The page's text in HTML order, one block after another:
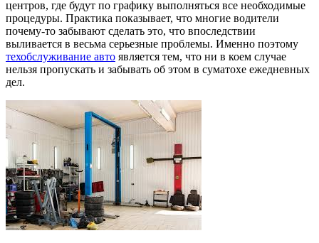
центров, где будут по графику выполняться все необходимые
процедуры. Практика показывает, что многие водители
почему-то забывают сделать это, что впоследствии
выливается в весьма серьезные проблемы. Именно поэтому
техобслуживание авто является тем, что ни в коем случае
нельзя пропускать и забывать об этом в суматохе ежедневных
дел.